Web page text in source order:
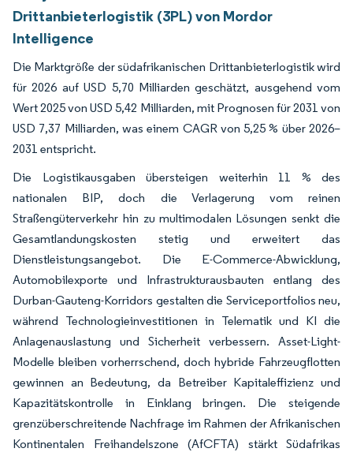
Drittanbieterlogistik (3PL) von Mordor
Intelligence
Die Marktgröße der südafrikanischen Drittanbieterlogistik wird
für 2026 auf USD 5,70 Milliarden geschätzt, ausgehend vom
Wert 2025 von USD 5,42 Milliarden, mit Prognosen für 2031 von
USD 7,37 Milliarden, was einem CAGR von 5,25 % über 2026–
2031 entspricht.
Die Logistikausgaben übersteigen weiterhin 11 % des
nationalen BIP, doch die Verlagerung vom reinen
Straßengüterverkehr hin zu multimodalen Lösungen senkt die
Gesamtlandungskosten stetig und erweitert das
Dienstleistungsangebot. Die E-Commerce-Abwicklung,
Automobilexporte und Infrastrukturausbauten entlang des
Durban-Gauteng-Korridors gestalten die Serviceportfolios neu,
während Technologieinvestitionen in Telematik und KI die
Anlagenauslastung und Sicherheit verbessern. Asset-Light-
Modelle bleiben vorherrschend, doch hybride Fahrzeugflotten
gewinnen an Bedeutung, da Betreiber Kapitaleffizienz und
Kapazitätskontrolle in Einklang bringen. Die steigende
grenzüberschreitende Nachfrage im Rahmen der Afrikanischen
Kontinentalen Freihandelszone (AfCFTA) stärkt Südafrikas